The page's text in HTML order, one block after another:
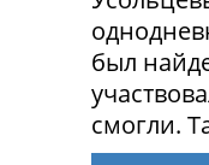
был
смогли.